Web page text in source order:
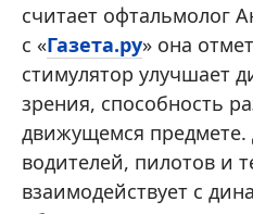
считает офтальмолог
с «Газета.ру» она
стимулятор улучшает
зрения, способность
движущемся
водителей, пилотов и
взаимодействует с